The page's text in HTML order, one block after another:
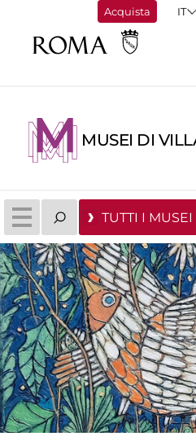
Acquista
MUSEI DI
TUTTI I MUSEI